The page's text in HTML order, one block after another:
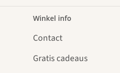
Winkel info
Contact
Gratis cadeaus